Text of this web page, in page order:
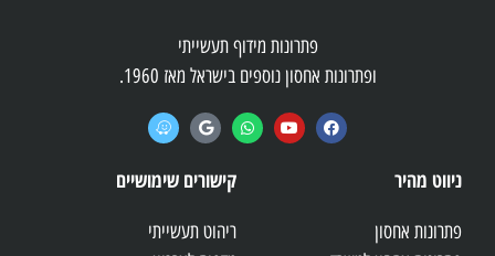
פתרונות מידוף תעשייתי
ופתרונות אחסון נוספים בישראל מאז 1960.
ניווט מהיר
פתרונות אחסון
קישורים שימושיים
ריהוט תעשייתי